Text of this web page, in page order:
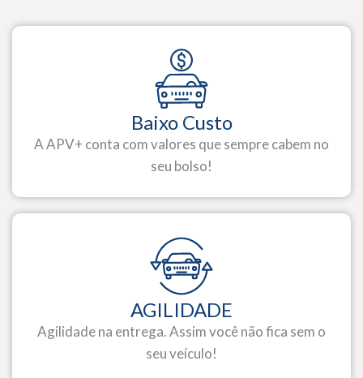
Baixo Custo
A APV+ conta com valores que sempre cabem no
seu bolso!
AGILIDADE
Agilidade na entrega. Assim você não fica sem o
seu veículo!